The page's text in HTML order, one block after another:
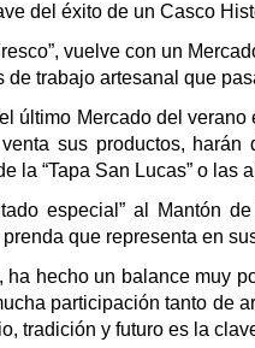
del éxito de un Casco
vuelve con un
de trabajo artesanal que
último Mercado del
sus productos,
la “Tapa San Lucas” o las
especial” al Mantón
que representa en
ha hecho un balance muy
participación tanto
tradición y futuro es la